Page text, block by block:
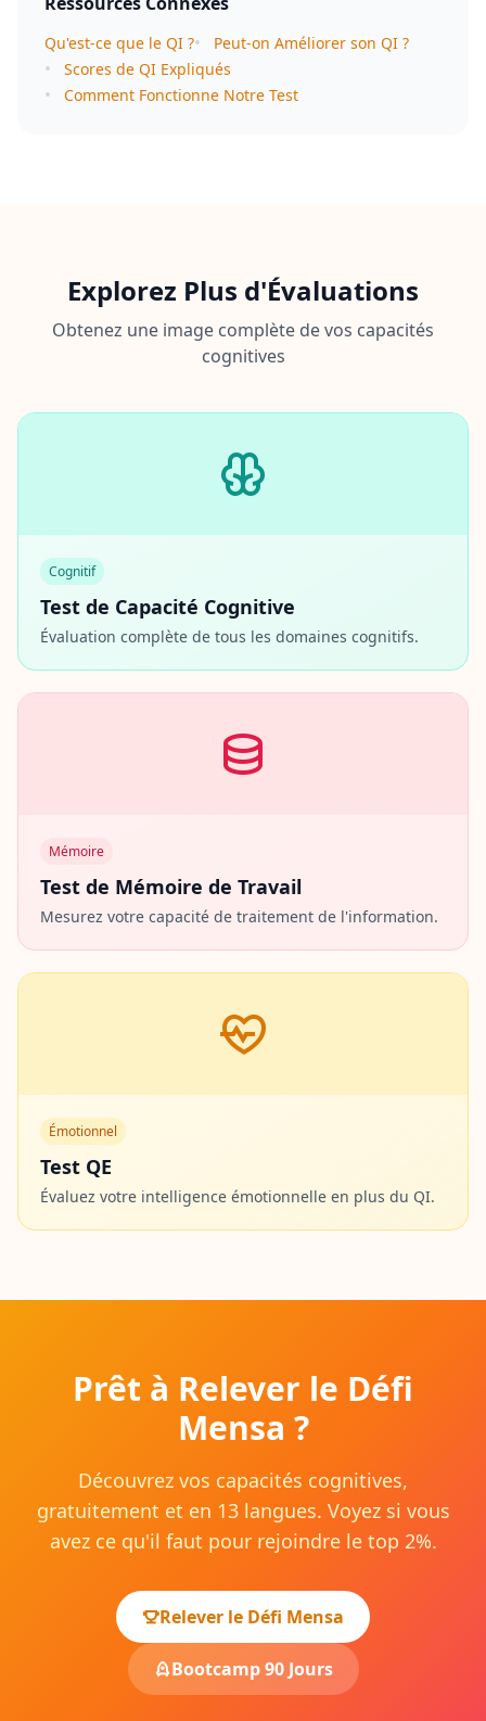
Qu'est-ce que le QI ?• Peut-on Améliorer son QI ?
• Scores de QI Expliqués
• Comment Fonctionne Notre Test
Explorez Plus d'Évaluations
Obtenez une image complète de vos capacités
cognitives
Cognitif
Test de Capacité Cognitive
Évaluation complète de tous les domaines cognitifs.
Mémoire
Test de Mémoire de Travail
Mesurez votre capacité de traitement de l'information.
Émotionnel
Test QE
Évaluez votre intelligence émotionnelle en plus du QI.
Prêt à Relever le Défi
Mensa ?
Découvrez vos capacités cognitives,
gratuitement et en 13 langues. Voyez si vous
avez ce qu'il faut pour rejoindre le top 2%.
Relever le Défi Mensa
Bootcamp 90 Jours